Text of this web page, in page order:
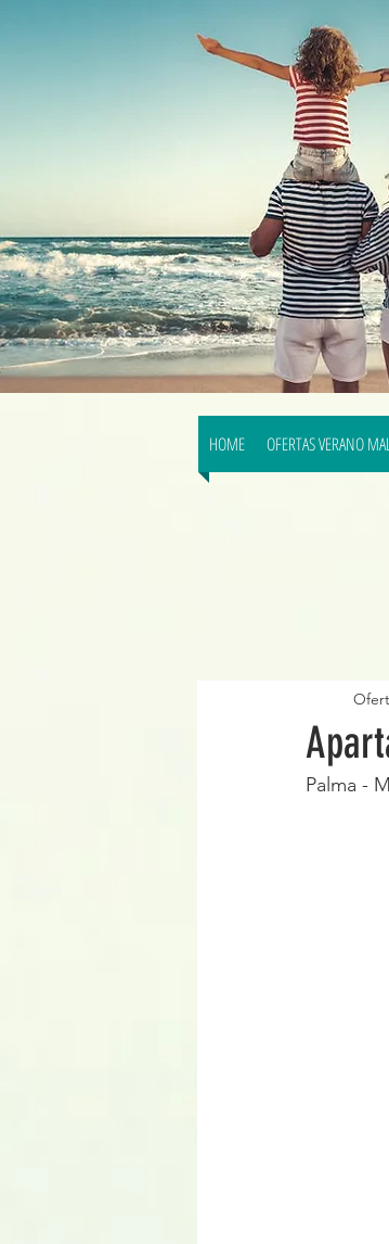
Palma -
HOME OFERTAS VERANO